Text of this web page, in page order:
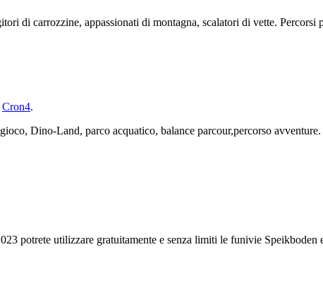
di carrozzine, appassionati di montagna, scalatori di vette.
Cron4.
Dino-Land, parco acquatico, balance parcour,percorso
potrete utilizzare gratuitamente e senza limiti le funivie Speikboden